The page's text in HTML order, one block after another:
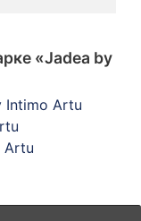
«Jadea by
Intimo Artu
Artu